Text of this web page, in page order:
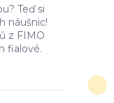
Teď si
náušnic!
z FIMO
fialové.